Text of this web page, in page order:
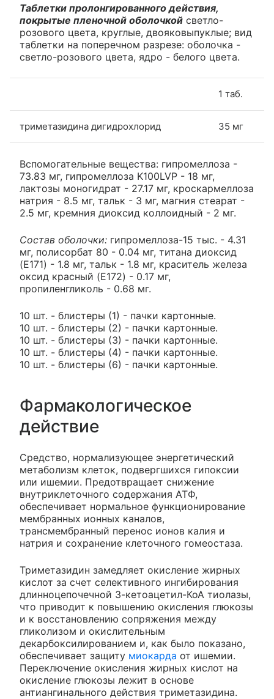
Таблетки пролонгированного действия,
покрытые пленочной оболочкой светло-
розового цвета, круглые, двояковыпуклые; вид
таблетки на поперечном разрезе: оболочка -
светло-розового цвета, ядро - белого цвета.
1 таб.
триметазидина дигидрохлорид 35 мг
Вспомогательные вещества: гипромеллоза -
73.83 мг, гипромеллоза K100LVP - 18 мг,
лактозы моногидрат - 27.17 мг, кроскармеллоза
натрия - 8.5 мг, тальк - 3 мг, магния стеарат -
2.5 мг, кремния диоксид коллоидный - 2 мг.
Состав оболочки: гипромеллоза-15 тыс. - 4.31
мг, полисорбат 80 - 0.04 мг, титана диоксид
(E171) - 1.8 мг, тальк - 1.8 мг, краситель железа
оксид красный (E172) - 0.17 мг,
пропиленгликоль - 0.68 мг.
10 шт. - блистеры (1) - пачки картонные.
10 шт. - блистеры (2) - пачки картонные.
10 шт. - блистеры (3) - пачки картонные.
10 шт. - блистеры (4) - пачки картонные.
10 шт. - блистеры (6) - пачки картонные.
Фармакологическое
действие
Средство, нормализующее энергетический
метаболизм клеток, подвергшихся гипоксии
или ишемии. Предотвращает снижение
внутриклеточного содержания АТФ,
обеспечивает нормальное функционирование
мембранных ионных каналов,
трансмембранный перенос ионов калия и
натрия и сохранение клеточного гомеостаза.
Триметазидин замедляет окисление жирных
кислот за счет селективного ингибирования
длинноцепочечной 3-кетоацетил-КоА тиолазы,
что приводит к повышению окисления глюкозы
и к восстановлению сопряжения между
гликолизом и окислительным
декарбоксилированием и, как было показано,
обеспечивает защиту миокарда от ишемии.
Переключение окисления жирных кислот на
окисление глюкозы лежит в основе
антиангинального действия триметазидина.